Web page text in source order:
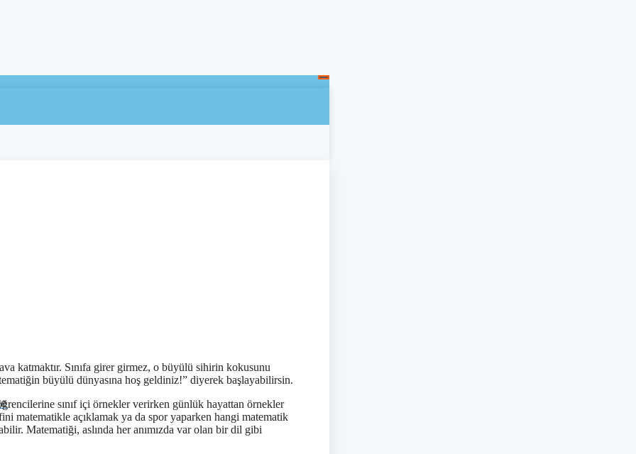
katmaktır. Sınıfa girer girmez, o büyülü sihirin kokusunu
büyülü dünyasına hoş geldiniz!” diyerek başlayabilirsin.
sınıf içi örnekler verirken günlük hayattan örnekler
matematikle açıklamak ya da spor yaparken hangi matematik
Matematiği, aslında her anımızda var olan bir dil gibi